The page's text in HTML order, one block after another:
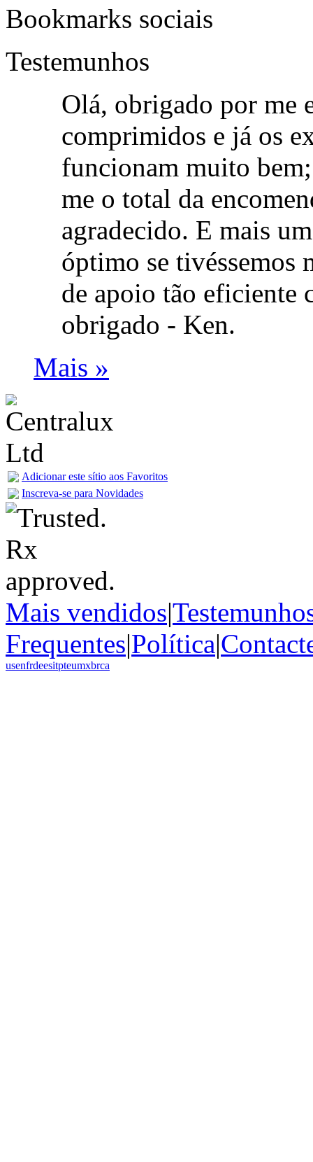
Bookmarks sociais
Testemunhos
Olá, obrigado por me
comprimidos e já os
funcionam muito
me o total da
agradecido. E mais
óptimo se tivéssemos
de apoio tão eficiente
obrigado - Ken.
Mais »
Adicionar este sítio aos Favoritos
Inscreva-se para Novidades
Mais vendidos|
Frequentes|Política|
usenfrdeesitpteumxbrca